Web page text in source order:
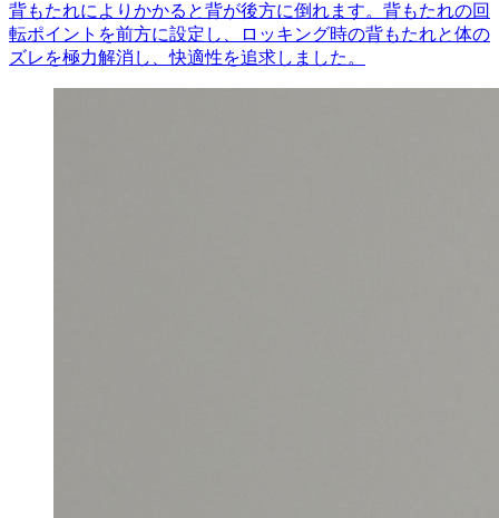
背もたれによりかかると背が後方に倒れます。背もたれの回
転ポイントを前方に設定し、ロッキング時の背もたれと体の
ズレを極力解消し、快適性を追求しました。